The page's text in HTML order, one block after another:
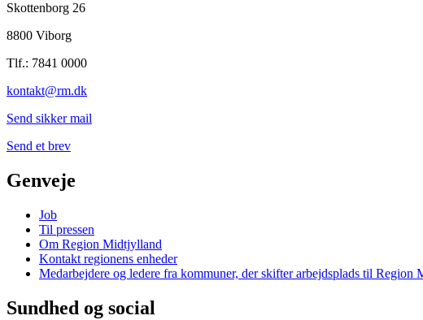
Skottenborg 26
8800 Viborg
Tlf.: 7841 0000
kontakt@rm.dk
Send sikker mail
Send et brev
Genveje
Job
Til pressen
Om Region Midtjylland
Kontakt regionens enheder
Medarbejdere og ledere fra kommuner, der skifter arbejdsplads til Region
Sundhed og social